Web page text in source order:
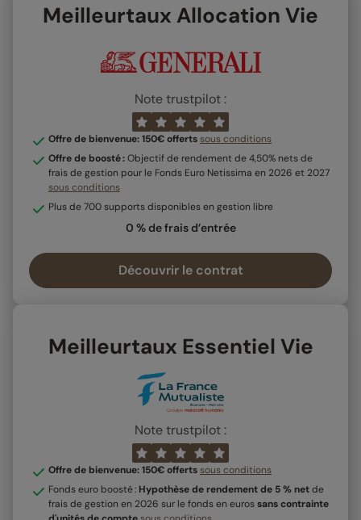
Meilleurtaux Allocation Vie
Note trustpilot :
Offre de bienvenue: 150€ offertssous conditions
Offre de boosté :Objectif de rendement de 4,50% nets de
frais de gestion pour le Fonds Euro Netissima en 2026 et 2027
sous conditions
Plus de 700 supports disponibles en gestion libre
0 % de frais d’entrée
Découvrir le contrat
Meilleurtaux Essentiel Vie
Note trustpilot :
Offre de bienvenue: 150€ offertssous conditions
Fonds euro boosté : Hypothèse de rendement de 5 % netde
frais de gestion en 2026 sur le fonds en eurossans contrainte